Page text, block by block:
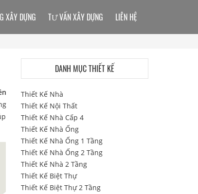
XÂY DỰNG TƯ VẤN XÂY DỰNG LIÊN HỆ
DANH MỤC THIẾT KẾ
Thiết Kế Nhà
Thiết Kế Nội Thất
Thiết Kế Nhà Cấp 4
Thiết Kế Nhà Ống
Thiết Kế Nhà Ống 1 Tầng
Thiết Kế Nhà Ống 2 Tầng
Thiết Kế Nhà 2 Tầng
Thiết Kế Biệt Thự
Thiết Kế Biệt Thự 2 Tầng